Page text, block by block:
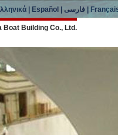
Boat Building Co., Ltd.
Español |فارسی